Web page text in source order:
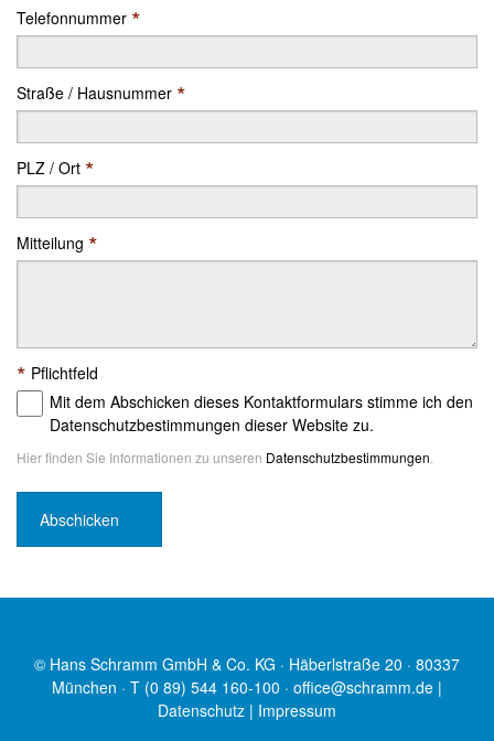
Telefonnummer *
Straße / Hausnummer *
PLZ / Ort *
Mitteilung *
* Pflichtfeld
Mit dem Abschicken dieses Kontaktformulars stimme ich den
Datenschutzbestimmungen dieser Website zu.
Hier finden Sie Informationen zu unseren Datenschutzbestimmungen
© Hans Schramm GmbH & Co. KG · Häberlstraße 20 · 80337
München · T (0 89) 544 160-100 · office@schramm.de |
Datenschutz | Impressum